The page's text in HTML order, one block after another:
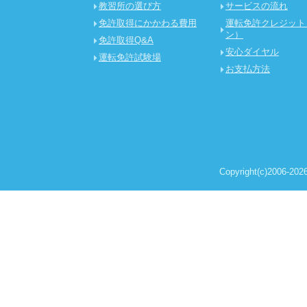
教習所の選び方
免許取得にかかわる費用
免許取得Q&A
運転免許試験場
サービスの流れ
運転免許クレジッ
ン）
安心ダイヤル
お支払方法
Copyright(c)2006-